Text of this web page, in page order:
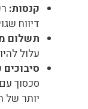
קנסות:
דיווח
תשלום
עלול
סכסוך
יותר של